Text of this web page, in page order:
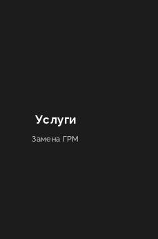
Услуги
Замена ГРМ